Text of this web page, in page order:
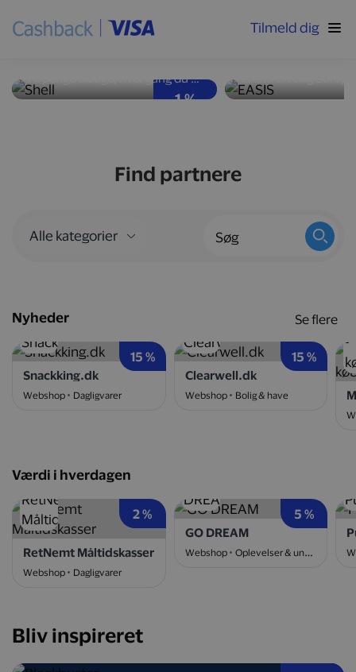
Tilmeld dig
1 %
Høj ydeevne og god
Få penge tilbage, hver gang du tanker bilen op hos Shell-stationer landet over.
Nyd velsmag
Find partnere
Nyheder
15 %
Snackking.dk
Webshop Dagligvarer
15 %
Clearwell.dk
Webshop
Bolig & have
Se flere
Værdi i hverdagen
2 %
RetNemt Måltidskasser
Webshop Dagligvarer
5 %
GO DREAM
Webshop Oplevelser & underholdning
Bliv inspireret